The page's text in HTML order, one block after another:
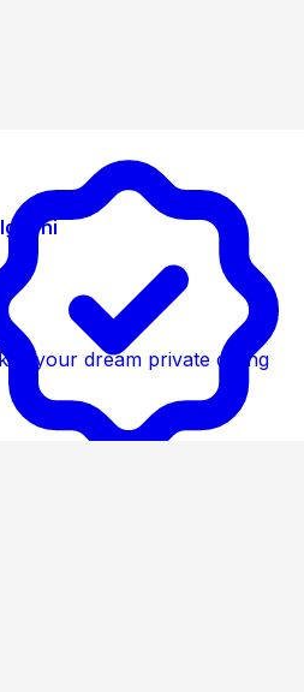
your dream private dining